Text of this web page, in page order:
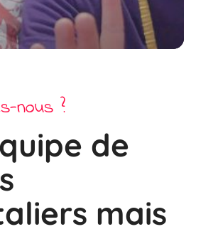
nous ?
de
mais